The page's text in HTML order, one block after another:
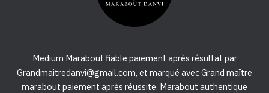
Medium Marabout fiable paiement après résultat par
Grandmaitredanvi@gmail.com, et marqué avec Grand maître
marabout paiement après réussite, Marabout authentique